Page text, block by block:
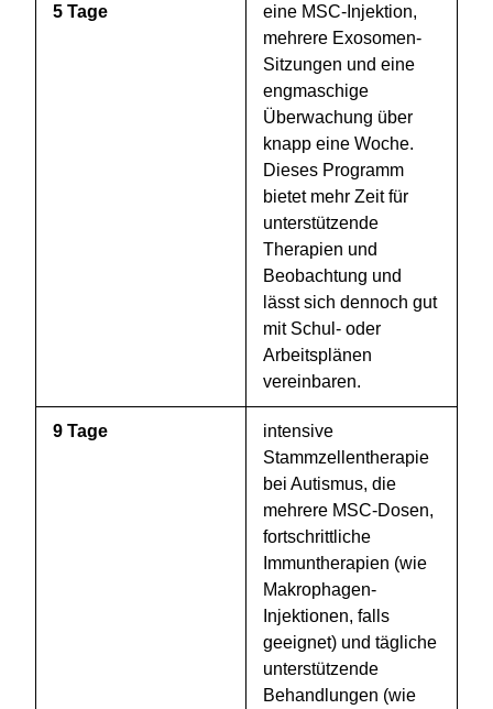
5 Tage
eine MSC-Injektion,
mehrere Exosomen-
Sitzungen und eine
engmaschige
Überwachung über
knapp eine Woche.
Dieses Programm
bietet mehr Zeit für
unterstützende
Therapien und
Beobachtung und
lässt sich dennoch gut
mit Schul- oder
Arbeitsplänen
vereinbaren.
9 Tage
intensive
Stammzellentherapie
bei Autismus, die
mehrere MSC-Dosen,
fortschrittliche
Immuntherapien (wie
Makrophagen-
Injektionen, falls
geeignet) und tägliche
unterstützende
Behandlungen (wie